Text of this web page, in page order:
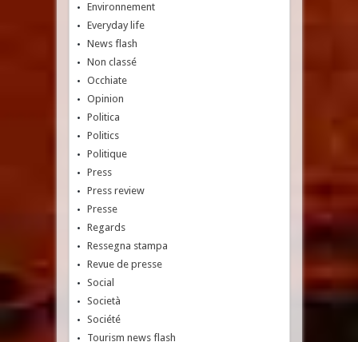
Environnement
Everyday life
News flash
Non classé
Occhiate
Opinion
Politica
Politics
Politique
Press
Press review
Presse
Regards
Ressegna stampa
Revue de presse
Social
Società
Société
Tourism news flash